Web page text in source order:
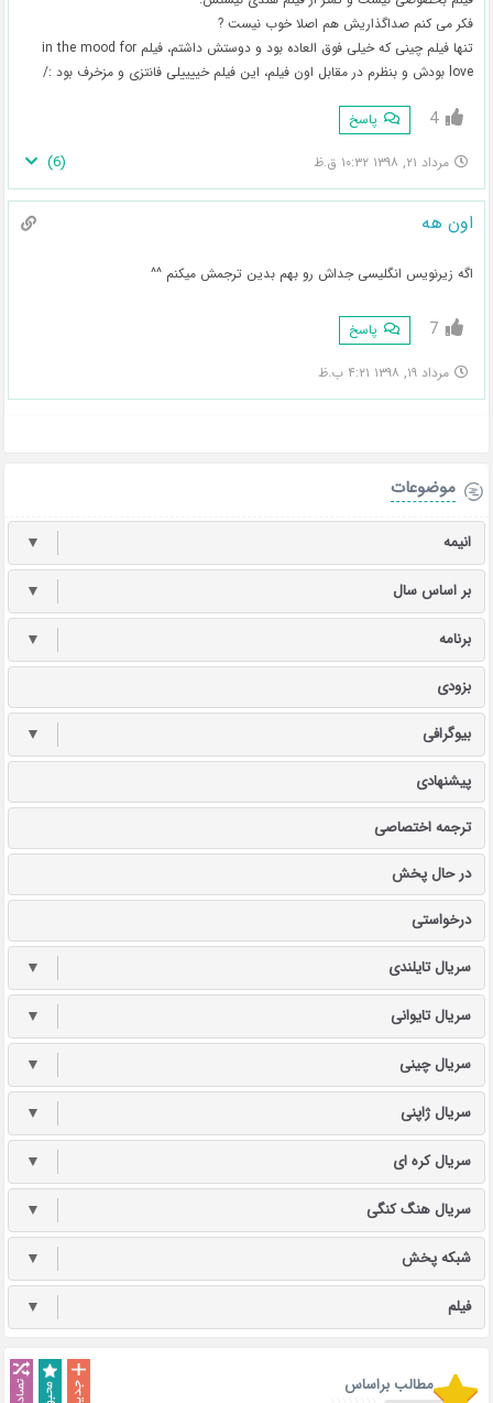
فکر می کنم صداگذاریش هم اصلا خوب نیست ?
تنها فیلم چینی که خیلی فوق العاده بود و دوستش داشتم، فیلم in the mood for
love بودش و بنظرم در مقابل اون فیلم، این فیلم خییییلی فانتزی و مزخرف بود :/
4 پاسخ
مرداد ۲۱, ۱۳۹۸ ۱۰:۳۲ ق.ظ (
6
)
اون هه
اگه زیرنویس انگلیسی جداش رو بهم بدین ترجمش میکنم ^^
7 پاسخ
مرداد ۱۹, ۱۳۹۸ ۴:۲۱ ب.ظ
موضوعات
انیمه ▼
بر اساس سال ▼
برنامه ▼
بزودی
بیوگرافی ▼
پیشنهادی
ترجمه اختصاصی
در حال پخش
درخواستی
سریال تایلندی ▼
سریال تایوانی ▼
سریال چینی ▼
سریال ژاپنی ▼
سریال کره ای ▼
سریال هنگ کنگی ▼
شبکه پخش ▼
فیلم ▼
مطالب براساس